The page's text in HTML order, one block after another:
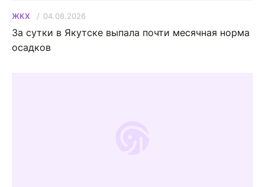
ЖКХ 04.08.2026
За сутки в Якутске выпала почти месячная норма
осадков